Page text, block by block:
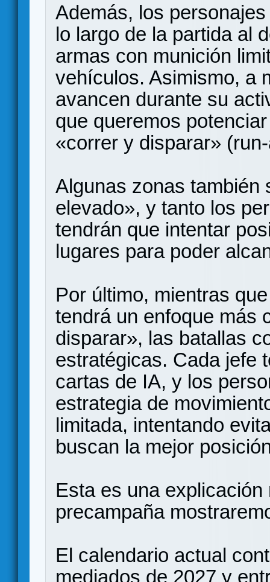
Además, los
lo largo de la partida al
armas con munición
vehículos. Asimismo, a
avancen durante su
que queremos
«correr y disparar»
Algunas zonas también
elevado», y tanto los
tendrán que intentar
lugares para poder
Por último, mientras
tendrá un enfoque más
disparar», las batallas
estratégicas. Cada jefe
cartas de IA, y los
estrategia de
limitada, intentando
buscan la mejor
Esta es una
precampaña
El calendario actual
mediados de 2027 y